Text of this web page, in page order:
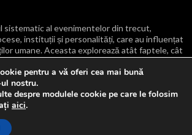
sistematic al evenimentelor din trecut,
instituții și personalități, care au influențat
umane. Aceasta explorează atât faptele, cât
lor, oferind o înțelegere mai profundă a
politice, economice și sociale care au
pentru a vă oferi cea mai bună
nostru.
despre modulele cookie pe care le folosim
aici.